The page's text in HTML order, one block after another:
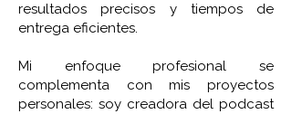
resultados precisos y tiempos de
entrega eficientes.
Mi enfoque profesional se
complementa con mis proyectos
personales: soy creadora del podcast